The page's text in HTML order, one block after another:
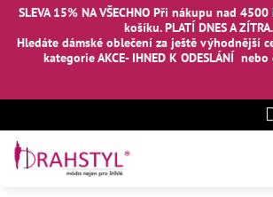
SLEVA 15% NA VŠECHNO Při nákupu nad
košíku. PLATÍ DNES A ZÍTRA.
Hledáte dámské oblečení za ještě výhodnější
kategorie AKCE- IHNED K ODESLÁNÍ nebo